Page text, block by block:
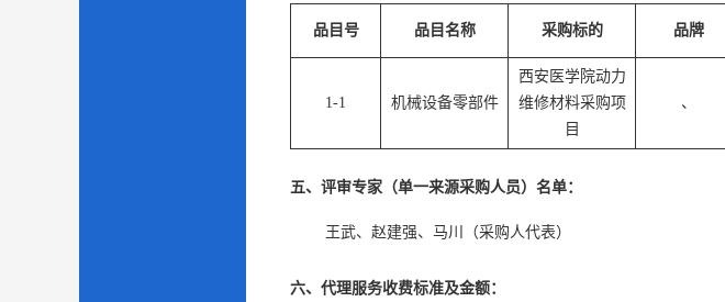
品目号 品目名称 采购标的 品牌
1-1 机械设备零部件
西安医学院动力
维修材料采购项
目
、
五、评审专家（单一来源采购人员）名单：
王武、 赵建强、 马川（采购人代表）
六、代理服务收费标准及金额：